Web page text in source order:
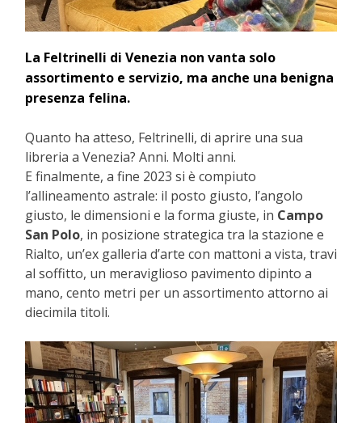
La Feltrinelli di Venezia non vanta solo
assortimento e servizio, ma anche una benigna
presenza felina.
Quanto ha atteso, Feltrinelli, di aprire una sua
libreria a Venezia? Anni. Molti anni.
E finalmente, a fine 2023 si è compiuto
l’allineamento astrale: il posto giusto, l’angolo
giusto, le dimensioni e la forma giuste, in Campo
San Polo, in posizione strategica tra la stazione e
Rialto, un’ex galleria d’arte con mattoni a vista, travi
al soffitto, un meraviglioso pavimento dipinto a
mano, cento metri per un assortimento attorno ai
diecimila titoli.